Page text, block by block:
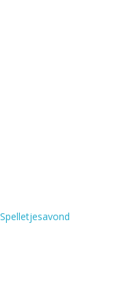
Spelletjesavond